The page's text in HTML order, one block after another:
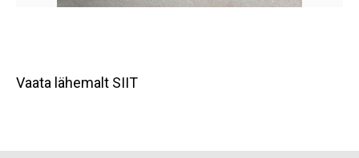
Vaata lähemalt SIIT